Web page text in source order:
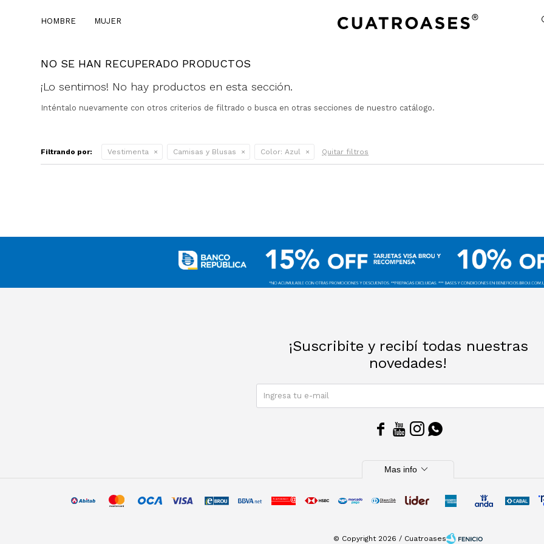
HOMBRE MUJER
NO SE HAN RECUPERADO PRODUCTOS
¡Lo sentimos! No hay productos en esta sección.
Inténtalo nuevamente con otros criterios de filtrado o busca en otras secciones de nuestro catálogo.
Filtrando por: Vestimenta Camisas y Blusas Color: Azul Quitar filtros
¡Suscribite y recibí todas nuestras
novedades!
   
Mas info expand_more
© Copyright 2026 / Cuatroases